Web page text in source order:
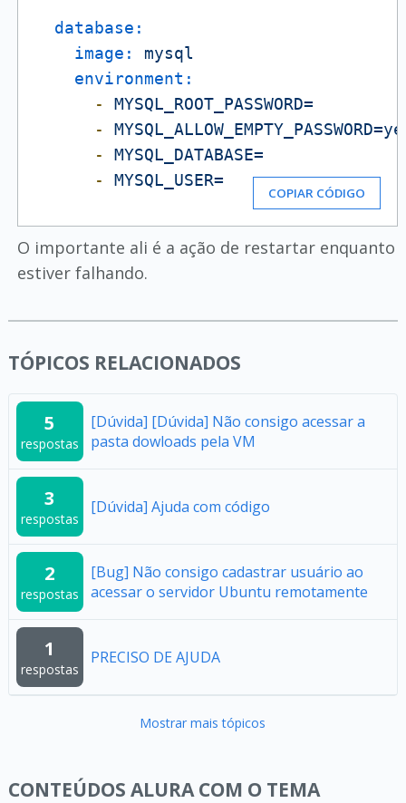
database:
image:
mysql
environment:
-
MYSQL_ROOT_PASSWORD=
-
-
MYSQL_DATABASE=
-
MYSQL_USER=
COPIAR CÓDIGO
O importante ali é a ação de restartar enquanto
estiver falhando.
TÓPICOS RELACIONADOS
5
respostas
[Dúvida] [Dúvida] Não consigo acessar a
pasta dowloads pela VM
3
respostas
[Dúvida] Ajuda com código
2
respostas
[Bug] Não consigo cadastrar usuário ao
acessar o servidor Ubuntu remotamente
1
respostas
PRECISO DE AJUDA
Mostrar mais tópicos
CONTEÚDOS ALURA COM O TEMA